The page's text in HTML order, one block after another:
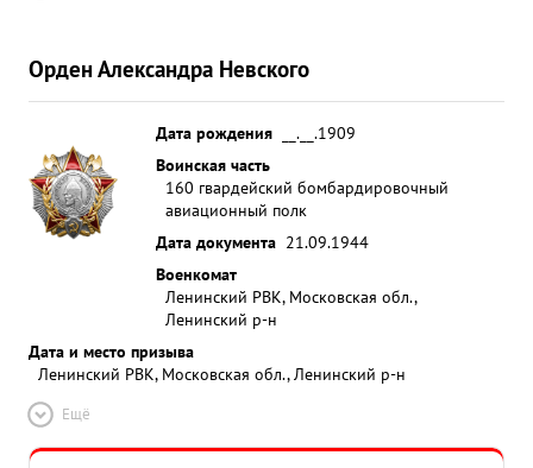
командира авиаполка. ...»
Орден Александра Невского
Дата рождения
__.__.1909
Воинская часть
160 гвардейский бомбардировочный
авиационный полк
Дата документа 21.09.1944
Военкомат
Ленинский РВК, Московская обл.,
Ленинский р-н
Дата и место призыва
Ленинский РВК, Московская обл., Ленинский р-н
Ещё